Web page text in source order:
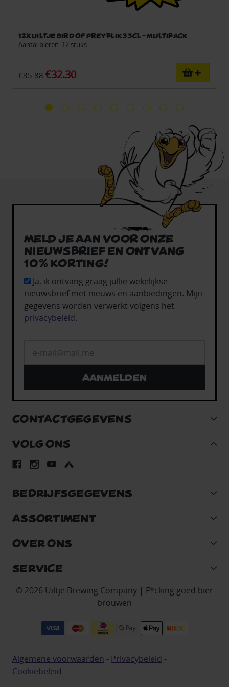
12x Uiltje Bird of Prey blik 33cl - Multipack
Aantal bieren: 12 stuks
€35.88€32.30
Meld je aan voor onze
nieuwsbrief en ontvang
10% korting!
Ja, ik ontvang graag jullie wekelijkse
nieuwsbrief met nieuws en aanbiedingen. Mijn
gegevens worden verwerkt volgens het
privacybeleid.
Aanmelden
CONTACTGEGEVENS
VOLG ONS
BEDRIJFSGEGEVENS
ASSORTIMENT
OVER ONS
SERVICE
© 2026 Uiltje Brewing Company | F*cking goed bier
brouwen
Algemene voorwaarden - Privacybeleid -
Cookiebeleid